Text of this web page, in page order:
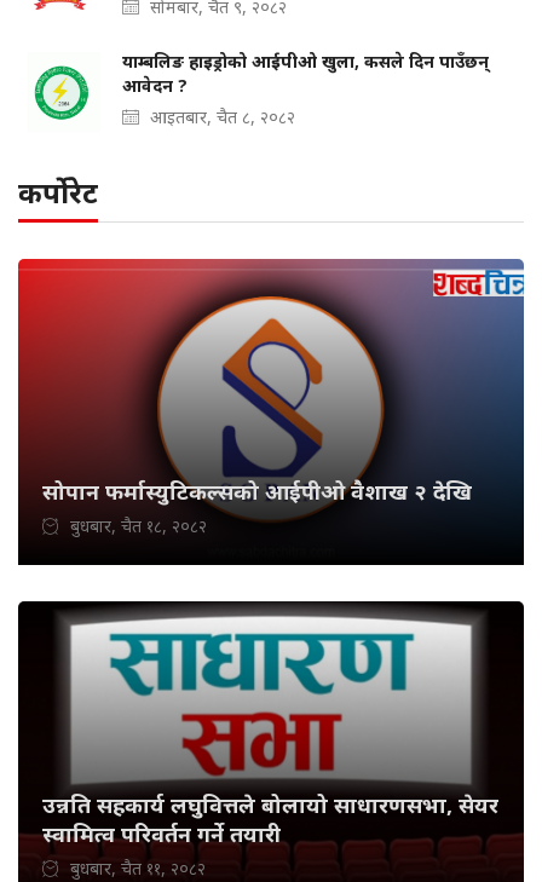
सोमबार, चैत ९, २०८२
याम्बलिङ हाइड्रोको आईपीओ खुला, कसले दिन पाउँछन्
आवेदन ?
आइतबार, चैत ८, २०८२
कर्पोरेट
सोपान फर्मास्युटिकल्सको आईपीओ वैशाख २ देखि
बुधबार, चैत १८, २०८२
उन्नति सहकार्य लघुवित्तले बोलायो साधारणसभा, सेयर
स्वामित्व परिवर्तन गर्ने तयारी
बुधबार, चैत ११, २०८२